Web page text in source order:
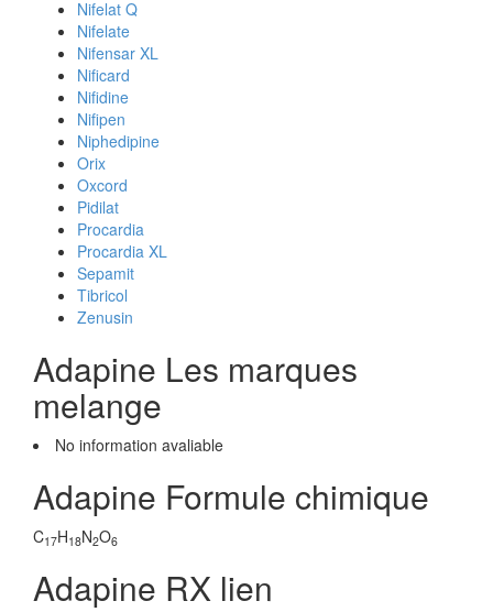
Nifelat Q
Nifelate
Nifensar XL
Nificard
Nifidine
Nifipen
Niphedipine
Orix
Oxcord
Pidilat
Procardia
Procardia XL
Sepamit
Tibricol
Zenusin
Adapine Les marques
melange
No information avaliable
Adapine Formule chimique
C17H18N2O6
Adapine RX lien